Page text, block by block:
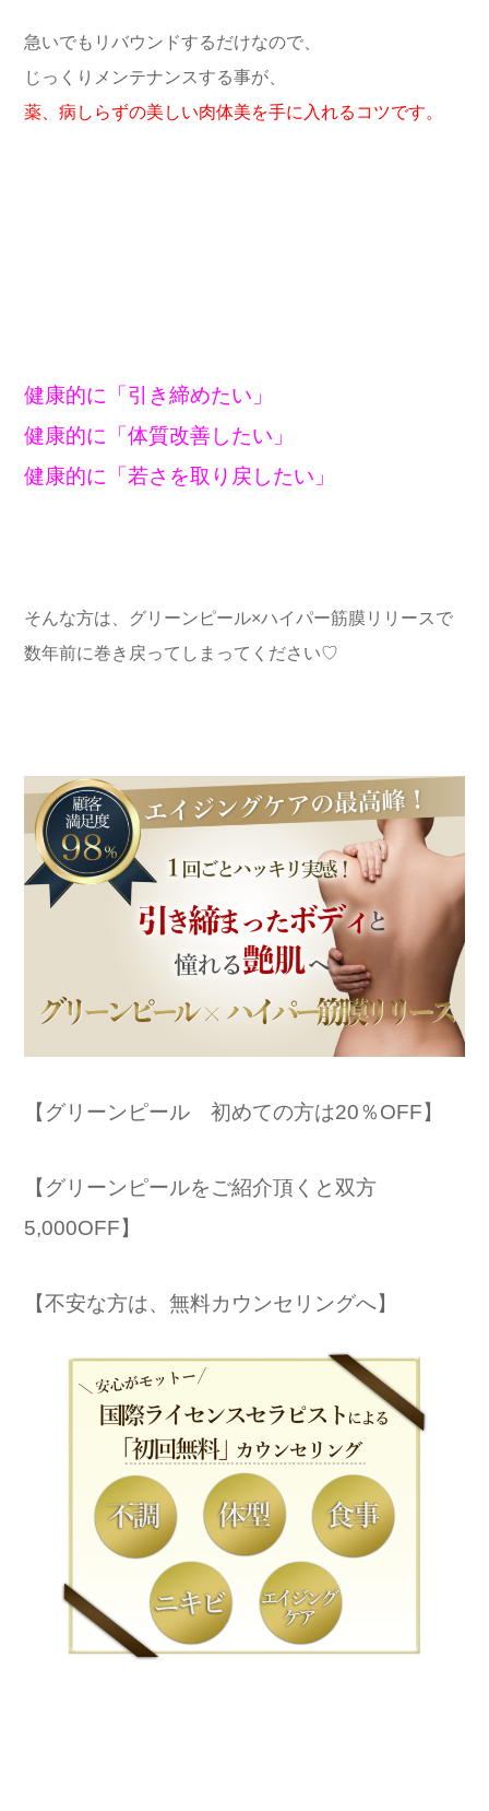
急いでもリバウンドするだけなので、
じっくりメンテナンスする事が、
薬、病しらずの美しい肉体美を手に入れるコツです。
健康的に「引き締めたい」
健康的に「体質改善したい」
健康的に「若さを取り戻したい」
そんな方は、グリーンピール×ハイパー筋膜リリースで
数年前に巻き戻ってしまってください♡
【グリーンピール 初めての方は20％OFF】
【グリーンピールをご紹介頂くと双方
5,000OFF】
【不安な方は、無料カウンセリングへ】